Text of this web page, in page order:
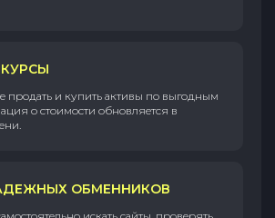
продать и купить активы по выгодным
о стоимости обновляется в
ОБМЕННИКОВ